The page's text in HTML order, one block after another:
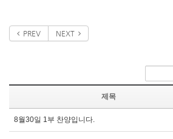
PREV NEXT
제목
8월30일 1부 찬양입니다.